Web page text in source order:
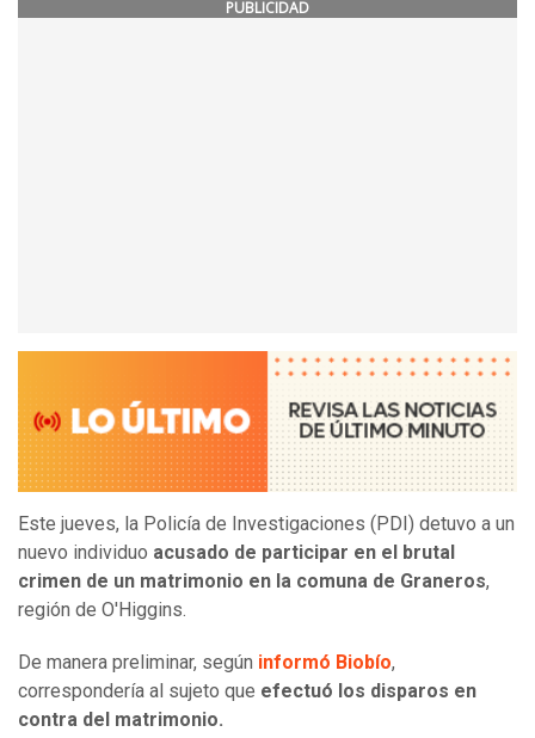
PUBLICIDAD
Este jueves, la Policía de Investigaciones (PDI) detuvo a un
nuevo individuo acusado de participar en el brutal
crimen de un matrimonio en la comuna de Graneros,
región de O'Higgins.
De manera preliminar, según informó Biobío,
correspondería al sujeto que efectuó los disparos en
contra del matrimonio.